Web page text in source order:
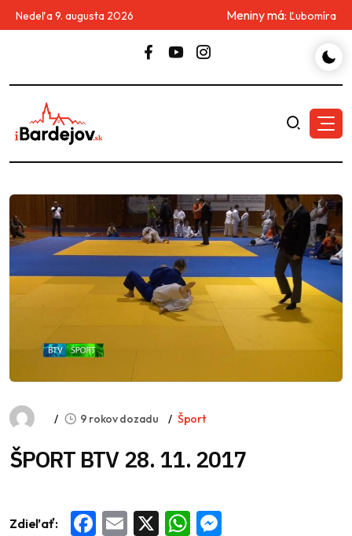
Nedeľa 9. augusta 2026 Meniny má: Ľubomíra
9 rokov dozadu Šport
ŠPORT BTV 28. 11. 2017
Zdieľať: Facebook
Email WhatsApp